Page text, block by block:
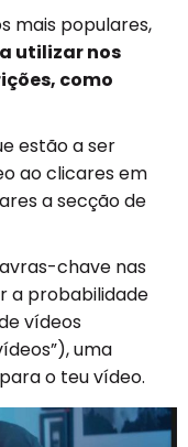
mais populares,
utilizar nos
como
estão a ser
ao clicares em
a secção de
chave nas
a probabilidade
vídeos
uma
o teu vídeo.